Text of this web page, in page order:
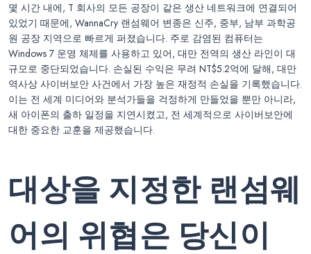
몇 시간 내에, T 회사의 모든 공장이 같은 생산 네트워크에 연결되어
있었기 때문에, WannaCry 랜섬웨어 변종은 신주, 중부, 남부 과학공
원 공장 지역으로 빠르게 퍼졌습니다. 주로 감염된 컴퓨터는
Windows 7 운영 체제를 사용하고 있어, 대만 전역의 생산 라인이 대
규모로 중단되었습니다. 손실된 수익은 무려 NT$5.2억에 달해, 대만
역사상 사이버보안 사건에서 가장 높은 재정적 손실을 기록했습니다.
이는 전 세계 미디어와 분석가들을 걱정하게 만들었을 뿐만 아니라,
새 아이폰의 출하 일정을 지연시켰고, 전 세계적으로 사이버보안에
대한 중요한 교훈을 제공했습니다.
대상을 지정한 랜섬웨
어의 위협은 당신이